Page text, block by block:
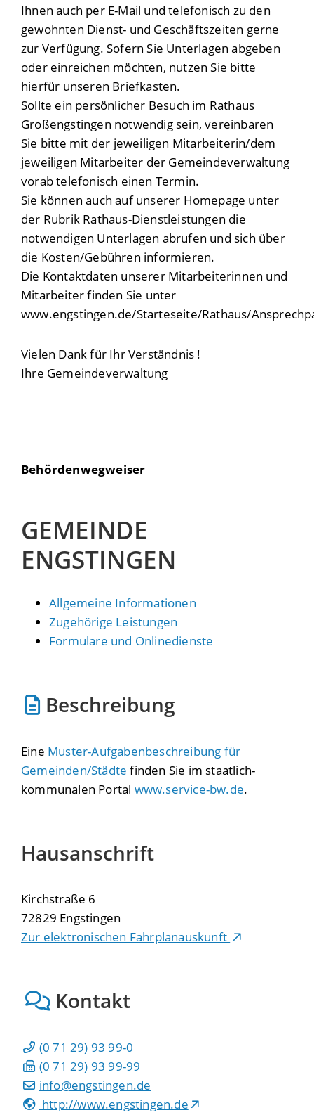
Ihnen auch per E-Mail und telefonisch zu den
gewohnten Dienst- und Geschäftszeiten gerne
zur Verfügung. Sofern Sie Unterlagen abgeben
oder einreichen möchten, nutzen Sie bitte
hierfür unseren Briefkasten.
Sollte ein persönlicher Besuch im Rathaus
Großengstingen notwendig sein, vereinbaren
Sie bitte mit der jeweiligen Mitarbeiterin/dem
jeweiligen Mitarbeiter der Gemeindeverwaltung
vorab telefonisch einen Termin.
Sie können auch auf unserer Homepage unter
der Rubrik Rathaus-Dienstleistungen die
notwendigen Unterlagen abrufen und sich über
die Kosten/Gebühren informieren.
Die Kontaktdaten unserer Mitarbeiterinnen und
Mitarbeiter finden Sie unter
www.engstingen.de/Starteseite/Rathaus/
Vielen Dank für Ihr Verständnis !
Ihre Gemeindeverwaltung
Behördenwegweiser
GEMEINDE
ENGSTINGEN
Allgemeine Informationen
Zugehörige Leistungen
Formulare und Onlinedienste
Beschreibung
Eine Muster-Aufgabenbeschreibung für
Gemeinden/Städte finden Sie im staatlich-
kommunalen Portal www.service-bw.de.
Hausanschrift
Kirchstraße 6
72829 Engstingen
Zur elektronischen Fahrplanauskunft
Kontakt
(0 71 29) 93 99-0
(0 71 29) 93 99-99
info@engstingen.de
http://www.engstingen.de